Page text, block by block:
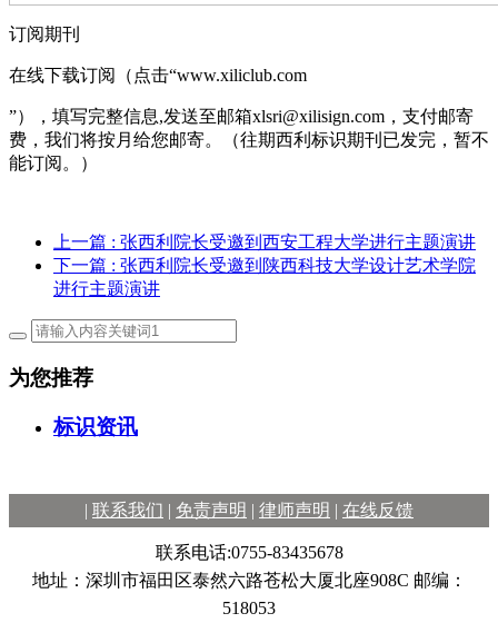
订阅期刊
在线下载订阅（点击“www.xiliclub.com
”），填写完整信息,发送至邮箱xlsri@xilisign.com，支付邮寄
费，我们将按月给您邮寄。（往期西利标识期刊已发完，暂不
能订阅。）
上一篇 : 张西利院长受邀到西安工程大学进行主题演讲
下一篇 : 张西利院长受邀到陕西科技大学设计艺术学院
进行主题演讲
为您推荐
标识资讯
| 联系我们 | 免责声明 | 律师声明 | 在线反馈
联系电话:0755-83435678
地址：深圳市福田区泰然六路苍松大厦北座908C 邮编：
518053